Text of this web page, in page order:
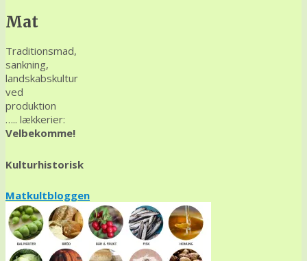
Mat
Traditionsmad,
sankning,
landskabskultur
ved
produktion
….. lækkerier:
Velbekomme!
Kulturhistorisk
Matkultbloggen